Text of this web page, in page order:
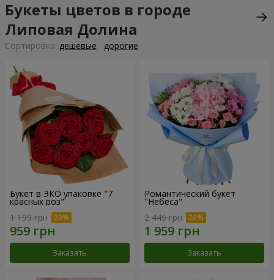
Букеты цветов в городе
Липовая Долина
Cортировка: дешевые дорогие
Букет в ЭКО упаковке "7
красных роз"
1 199 грн
Заказать
Романтический букет
"Небеса"
2 449 грн
Заказать